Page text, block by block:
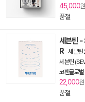
45,000
품절
세븐틴
R-세븐틴
세븐틴
코팬글로벌
22,000
품절